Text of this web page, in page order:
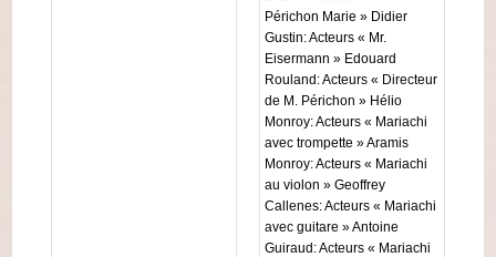
Périchon Marie » Didier
Gustin: Acteurs « Mr.
Eisermann » Edouard
Rouland: Acteurs « Directeur
de M. Périchon » Hélio
Monroy: Acteurs « Mariachi
avec trompette » Aramis
Monroy: Acteurs « Mariachi
au violon » Geoffrey
Callenes: Acteurs « Mariachi
avec guitare » Antoine
Guiraud: Acteurs « Mariachi